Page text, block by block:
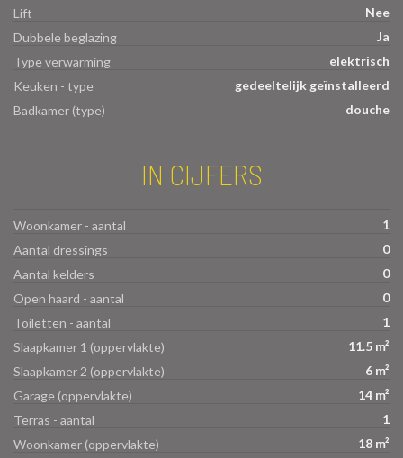
Lift
Nee
Dubbele beglazing
Ja
Type verwarming
elektrisch
Keuken - type
gedeeltelijk geïnstalleerd
Badkamer (type)
douche
IN CIJFERS
Woonkamer - aantal
1
Aantal dressings
0
Aantal kelders
0
Open haard - aantal
0
Toiletten - aantal
1
Slaapkamer 1 (oppervlakte)
11.5 m²
Slaapkamer 2 (oppervlakte)
6 m²
Garage (oppervlakte)
14 m²
Terras - aantal
1
Woonkamer (oppervlakte)
18 m²